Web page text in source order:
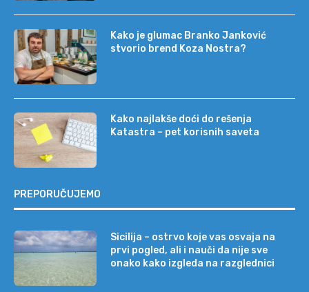
Kako je glumac Branko Janković
stvorio brend Koza Nostra?
Kako najlakše doći do rešenja
Katastra – pet korisnih saveta
PREPORUČUJEMO
Sicilija – ostrvo koje vas osvaja na
prvi pogled, ali i nauči da nije sve
onako kako izgleda na razglednici